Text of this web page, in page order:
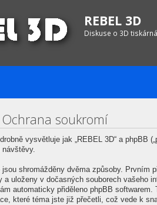
REBEL 3D
Diskuse o 3D
Ochrana soukromí
vysvětluje jak „REBEL 3D“ a phpBB
návštěvy.
shromážděny dvěma způsoby. Prvním
a uloženy v dočasných souborech vašeho
automaticky přiděleno phpBB
které téma jste již přečetli, což vede k